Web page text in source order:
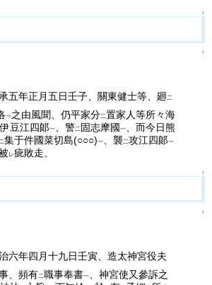
↑
↑
五年正月五日壬子、關東健士等、廻 二
一之由風聞、仍平家分二置家人等所々海
豆江四郞一 、警二固志摩國一
、而今日熊
集于件國菜切島(○○○)一 、襲二攻江四郞一
レ疵敗走、
↑
↑
六年四月十九日壬寅、造太神宮役夫
、頻有二職事奉書一
、神宮使又參訴之